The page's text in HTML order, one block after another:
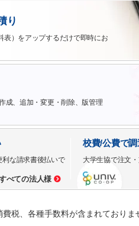
り
表）をアップするだけで即時にお
成、追加・変更・削除、版管理
な請求書後払いで
べての法人様
校費/公費で
大学生協で注文
税、各種手数料が含まれており